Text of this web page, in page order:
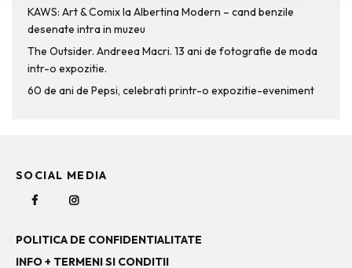
KAWS: Art & Comix la Albertina Modern – cand benzile
desenate intra in muzeu
The Outsider. Andreea Macri. 13 ani de fotografie de moda
intr-o expozitie.
60 de ani de Pepsi, celebrati printr-o expozitie-eveniment
SOCIAL MEDIA
POLITICA DE CONFIDENTIALITATE
INFO + TERMENI SI CONDITII